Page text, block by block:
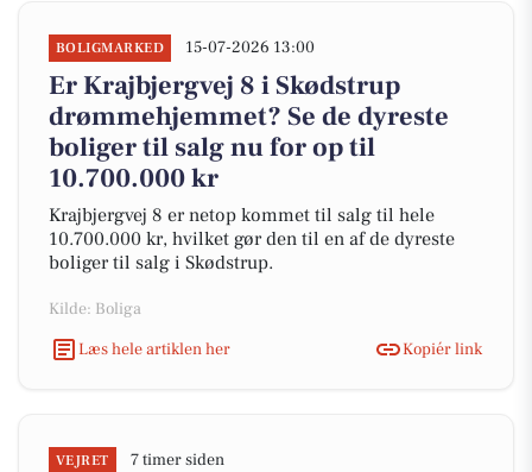
BOLIGMARKED 15-07-2026 13:00
Er Krajbjergvej 8 i Skødstrup
drømmehjemmet? Se de dyreste
boliger til salg nu for op til
10.700.000 kr
Krajbjergvej 8 er netop kommet til salg til hele
10.700.000 kr, hvilket gør den til en af de dyreste
boliger til salg i Skødstrup.
Kilde: Boliga
Læs hele artiklen her
Kopiér link
VEJRET 7 timer siden